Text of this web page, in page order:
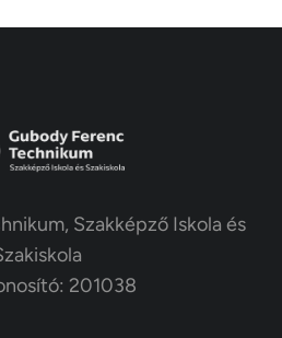
Szakképző Iskola és
201038